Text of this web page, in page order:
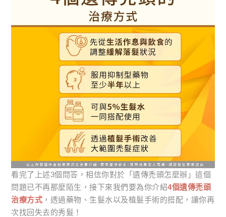
看完了上述3個問答，相信你對於「遺傳禿頭怎麼辦」這個
問題已不再那麼陌生，接下來我們要為你介紹4個遺傳禿頭
治療方式 ，透過藥物、生髮水以及植髮手術的搭配，讓你再
次找回失去的秀髮！